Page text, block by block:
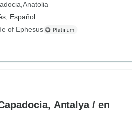
Anatolia
Español
of Ephesus
Antalya / en